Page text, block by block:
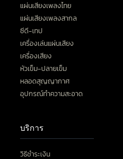
แผ่นเสียงเพลงไทย
แผ่นเสียงเพลงสากล
ซีดี-เทป
เครื่องเล่นแผ่นเสียง
เครื่องเสียง
หัวเข็ม-ปลายเข็ม
หลอดสุญญากาศ
อุปกรณ์ทำความสะอาด
บริการ
วิธีชำระเงิน